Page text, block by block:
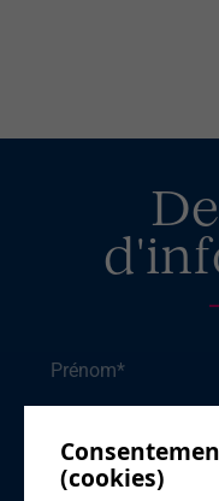
Prénom*
Nom*
(cookies)